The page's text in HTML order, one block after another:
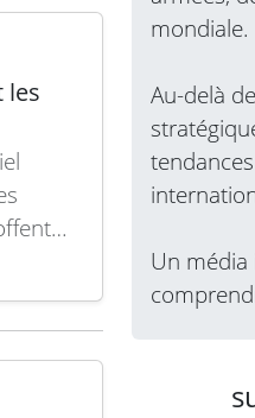
les
mondiale.
Au-delà
Un média